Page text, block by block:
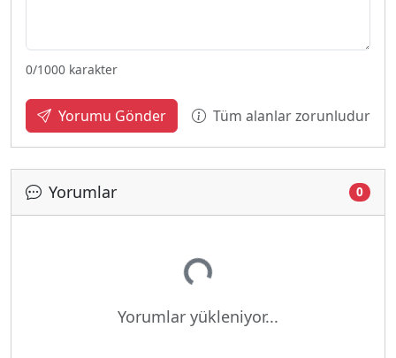
0/1000 karakter
Yorumu Gönder Tüm alanlar zorunludur
Yorumlar 0
Yükleniyor...
Yorumlar yükleniyor...